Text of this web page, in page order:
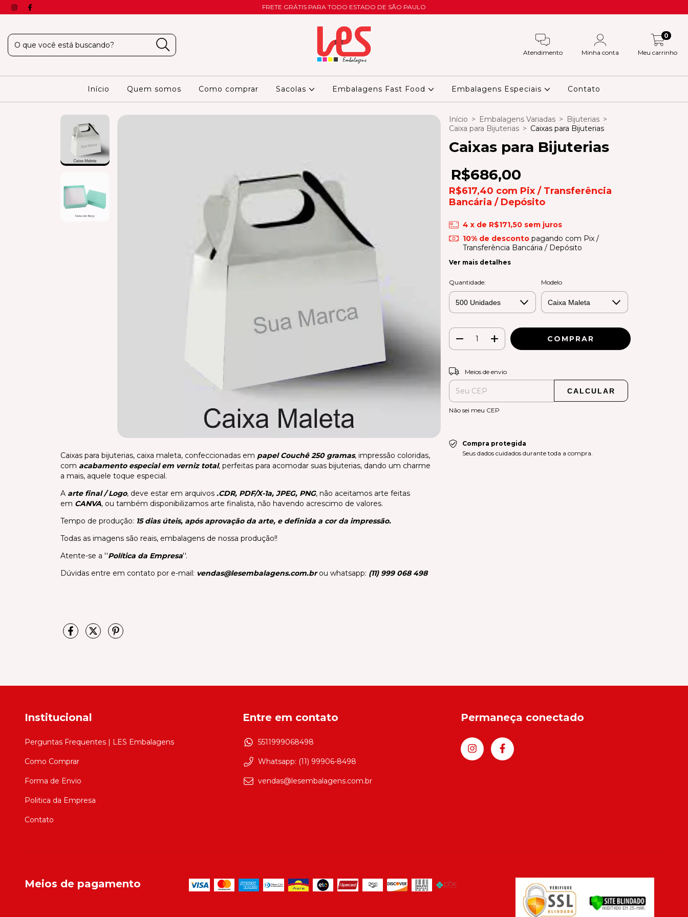
FRETE GRÁTIS PARA TODO ESTADO DE SÃO PAULO
Atendimento Minha conta Meu carrinho
0
Início Quem somos Como comprar Sacolas Embalagens Fast Food Embalagens Especiais Contato
Caixas para bijuterias, caixa maleta, confeccionadas em papel Couchê 250 gramas, impressão coloridas,
com acabamento especial em verniz total, perfeitas para acomodar suas bijuterias, dando um charme
a mais, aquele toque especial.
A arte final / Logo, deve estar em arquivos .CDR, PDF/X-1a, JPEG, PNG, não aceitamos arte feitas
em CANVA, ou também disponibilizamos arte finalista, não havendo acrescimo de valores.
Tempo de produção: 15 dias úteis, após aprovação da arte, e definida a cor da impressão.
Todas as imagens são reais, embalagens de nossa produção!!
Atente-se a ''Política da Empresa''.
Dúvidas entre em contato por e-mail: vendas@lesembalagens.com.brou whatsapp: (11) 999 068 498
Início > Embalagens Variadas > Bijuterias >
Caixa para Bijuterias > Caixas para Bijuterias
Caixas para Bijuterias
R$686,00
R$617,40 com Pix / Transferência
Bancária / Depósito
4 x de R$171,50 sem juros
10% de descontopagando com Pix /
Transferência Bancária / Depósito
Ver mais detalhes
Quantidade: Modelo
Entregas para o CEP:
Meios de envio
CALCULAR
Não sei meu CEP
Compra protegida
Seus dados cuidados durante toda a compra.
Institucional
Perguntas Frequentes | LES Embalagens
Como Comprar
Forma de Envio
Politica da Empresa
Contato
Entre em contato
5511999068498
Whatsapp: (11) 99906-8498
vendas@lesembalagens.com.br
Permaneça conectado
Meios de pagamento